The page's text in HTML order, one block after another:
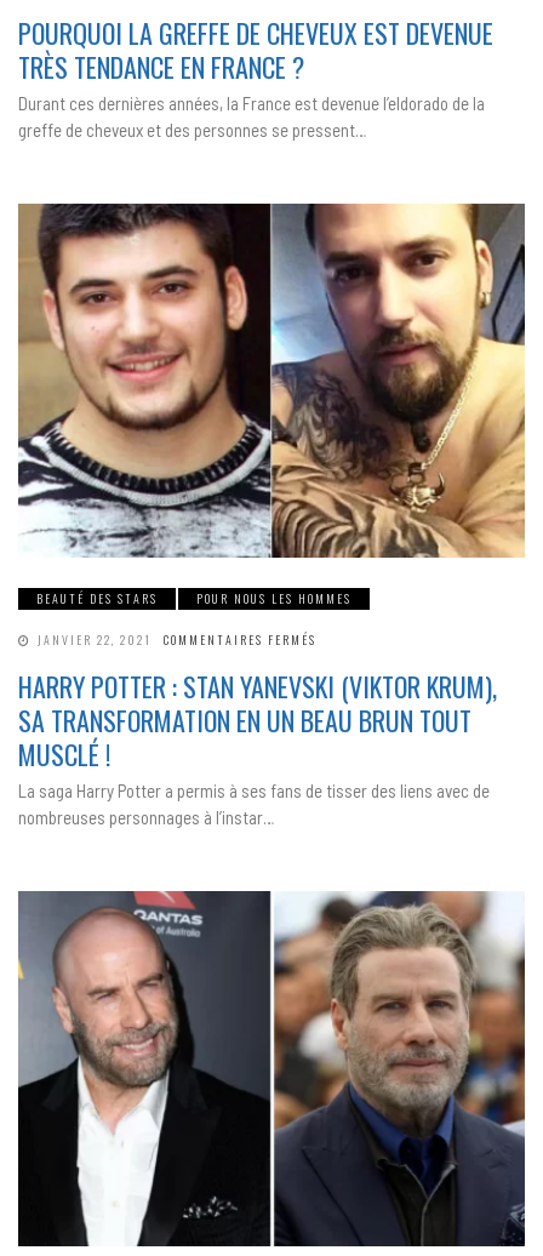
GREFFE
DE
CHEVEUX
EST
TRÈS
TENDANCE
EN
POURQUOI LA GREFFE DE CHEVEUX EST DEVENUE
TRÈS TENDANCE EN FRANCE ?
Durant ces dernières années, la France est devenue l’eldorado de la
greffe de cheveux et des personnes se pressent…
BEAUTÉ DES STARS POUR NOUS LES HOMMES
JANVIER 22, 2021 COMMENTAIRES FERMÉS
STAN
YANEVSKI
(VIKTOR
KRUM),
UN
BEAU
HARRY POTTER : STAN YANEVSKI (VIKTOR KRUM),
SA TRANSFORMATION EN UN BEAU BRUN TOUT
MUSCLÉ !
La saga Harry Potter a permis à ses fans de tisser des liens avec de
nombreuses personnages à l’instar…